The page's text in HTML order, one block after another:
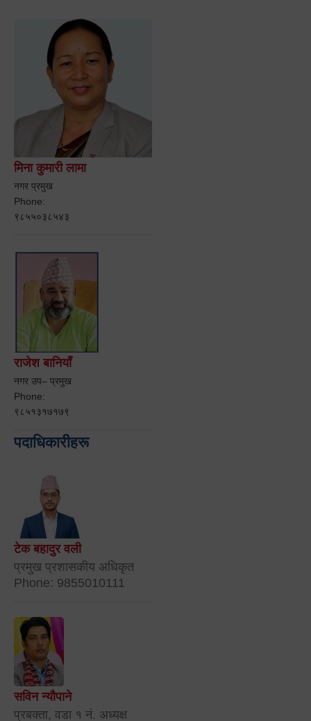
मिना कुमारी लामा
नगर प्रमुख
Phone:
९८५५०३८५४३
राजेश बानियाँ
नगर उप– प्रमुख
Phone:
९८५१३१७१७९
पदाधिकारीहरू
टेक बहादुर वली
प्रमुख प्रशासकीय अधिकृत
Phone: 9855010111
सविन न्यौपाने
प्रबक्ता, वडा १ नं. अध्यक्ष